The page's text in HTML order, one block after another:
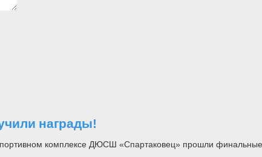
награды!
комплексе ДЮСШ «Спартаковец» прошли